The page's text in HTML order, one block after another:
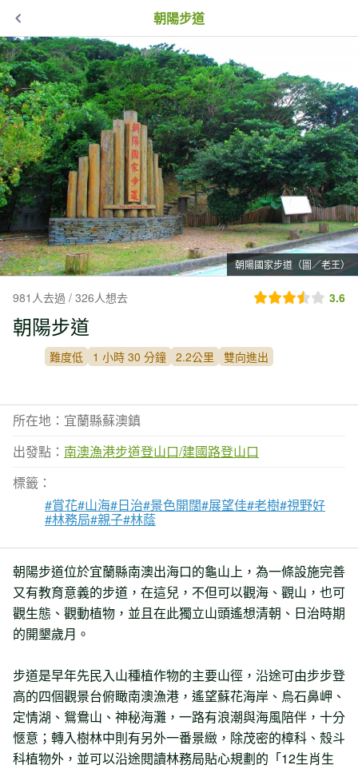
朝陽步道
朝陽國家步道（圖／老王）
981人去過 / 326人想去 3.6
朝陽步道
難度低 1 小時 30 分鐘 2.2公里 雙向進出
所在地：宜蘭縣蘇澳鎮
出發點： 南澳漁港步道登山口/建國路登山口
標籤：
#賞花#山海#日治#景色開闊#展望佳#老樹#視野好
#林務局#親子#林蔭
朝陽步道位於宜蘭縣南澳出海口的龜山上，為一條設施完善
又有教育意義的步道，在這兒，不但可以觀海、觀山，也可
觀生態、觀動植物，並且在此獨立山頭遙想清朝、日治時期
的開墾歲月。
步道是早年先民入山種植作物的主要山徑，沿途可由步步登
高的四個觀景台俯瞰南澳漁港，遙望蘇花海岸、烏石鼻岬、
定情湖、鴛鴦山、神秘海灘，一路有浪潮與海風陪伴，十分
愜意；轉入樹林中則有另外一番景緻，除茂密的樟科、殼斗
科植物外，並可以沿途閱讀林務局貼心規劃的「12生肖生